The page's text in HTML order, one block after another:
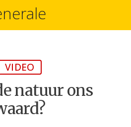
VIDEO
natuur ons